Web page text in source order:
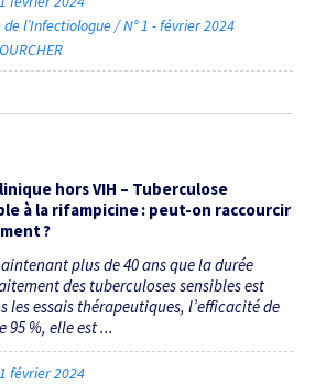
l’Infectiologue / N° 1 - février 2024
hors VIH – Tuberculose
à la rifampicine : peut-on raccourcir
?
plus de 40 ans que la durée
des tuberculoses sensibles est
les essais théra­peutiques, l’efficacité de
95 %, elle est ...
février 2024